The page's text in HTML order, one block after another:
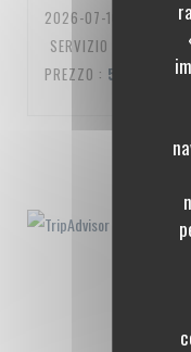
2026-07-10
- 20:00 -
SERVIZIO
PREZZO : 5